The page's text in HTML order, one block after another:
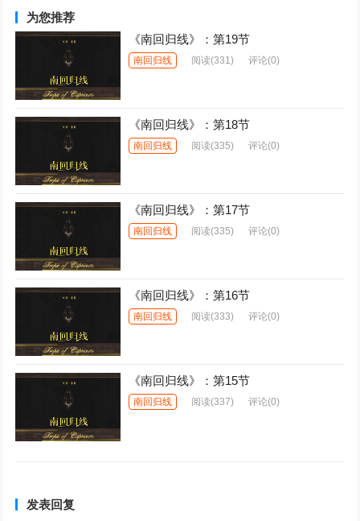
为您推荐
《南回归线》：第19节
南回归线 阅读(331) 评论(0)
《南回归线》：第18节
南回归线 阅读(335) 评论(0)
《南回归线》：第17节
南回归线 阅读(335) 评论(0)
《南回归线》：第16节
南回归线 阅读(333) 评论(0)
《南回归线》：第15节
南回归线 阅读(337) 评论(0)
发表回复